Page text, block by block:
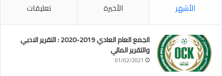
الأشهر الأخيرة تعليقات
الجمع العام العادي 2019-2020 : التقرير الادبي
والتقرير المالي
01/02/2021